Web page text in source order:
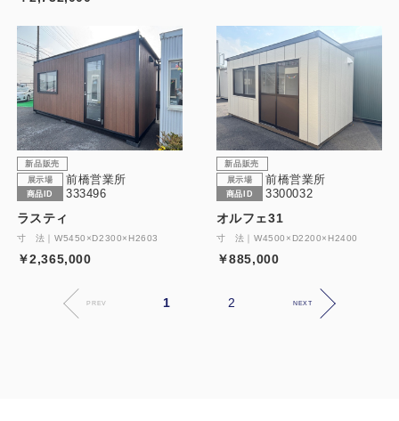
新品販売
展示場
前橋営業所
商品ID 333496
ラスティ
寸 法｜W5450×D2300×H2603
￥2,365,000
新品販売
展示場
前橋営業所
商品ID 3300032
オルフェ31
寸 法｜W4500×D2200×H2400
￥885,000
PREV 1 2 NEXT